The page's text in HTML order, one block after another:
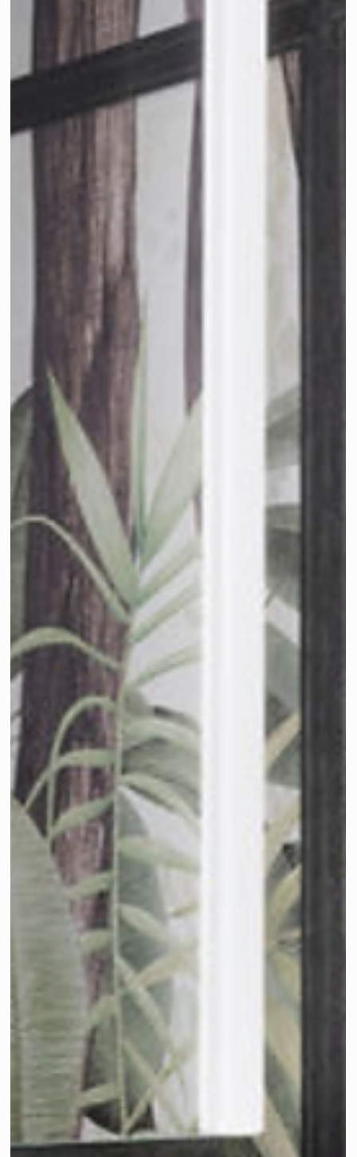
Presse: "Good Housekeeping"
schreibt über "20 verträumte
salbeigrüne Schlafzimmer-Ideen,
für Gelassenheit sorgen" ... und wir
sind dabei!
Salbeigrünes Schlafzimmer sorgt für Gelassenheit - Press